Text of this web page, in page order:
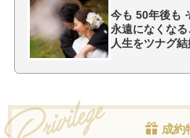
今も 50年後も
永遠になくな
人生をツナグ
成約